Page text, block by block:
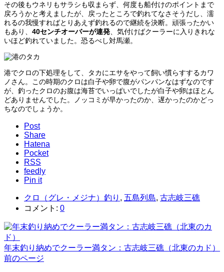
その後もウネリもサラシも収まらず、何度も船付けのポイントまで
戻ろうかと考えましたが、戻ったところで釣れてなさそうだし、濡
れるの我慢すればとりあえず釣れるので継続を決断。頑張ったかい
もあり、 40センチオーバーが連発 、気付けばクーラーに入りきれな
いほど釣れていました。恐るべし対馬瀬。
港でクロの下処理をして、タカにエサをやって飼い慣らすするカワ
ノさん。この時期のクロは白子や卵で腹がパンパンなはずなのです
が、釣ったクロのお腹は海苔でいっぱいでしたが白子や卵はほとん
どありませんでした。ノッコミが早かったのか、遅かったのかどっ
ちなのでしょうか。
Post
Share
Hatena
Pocket
RSS
feedly
Pin it
クロ（グレ・メジナ）釣り , 五島列島, 古志岐三礁
コメント: 0
年末釣り納めでクーラー満タン：古志岐三礁（北東のカド）
前のページ